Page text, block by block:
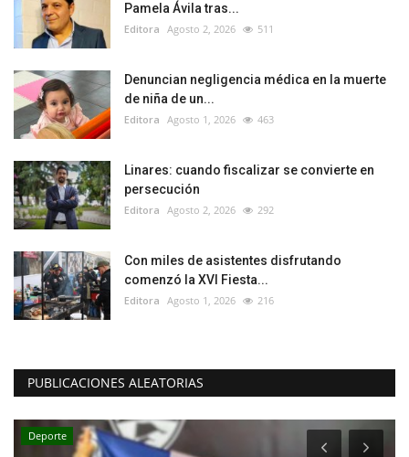
Pamela Ávila tras...
Editora Agosto 2, 2026 511
Denuncian negligencia médica en la muerte
de niña de un...
Editora Agosto 1, 2026 463
Linares: cuando fiscalizar se convierte en
persecución
Editora Agosto 2, 2026 292
Con miles de asistentes disfrutando
comenzó la XVI Fiesta...
Editora Agosto 1, 2026 216
PUBLICACIONES ALEATORIAS
Deporte